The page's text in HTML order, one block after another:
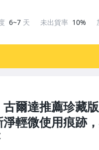
爾達推薦珍藏版
輕微使用痕跡
6~7 天 未出貨率 10%